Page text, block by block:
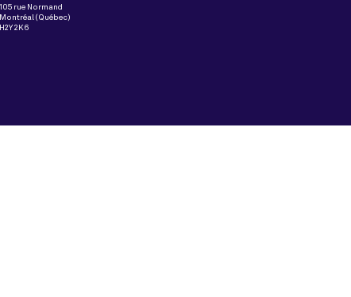
105 rue Normand
Montréal (Québec)
H2Y 2K6